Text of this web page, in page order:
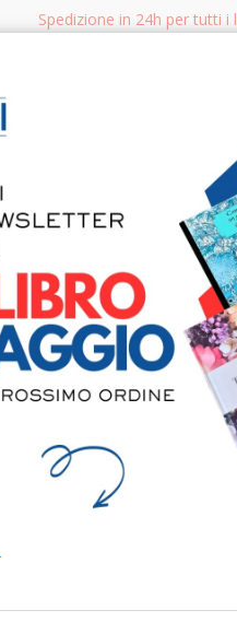
Spedizione in 24h per tutti i
LIBRI PER BAMBINI E RAGAZZI